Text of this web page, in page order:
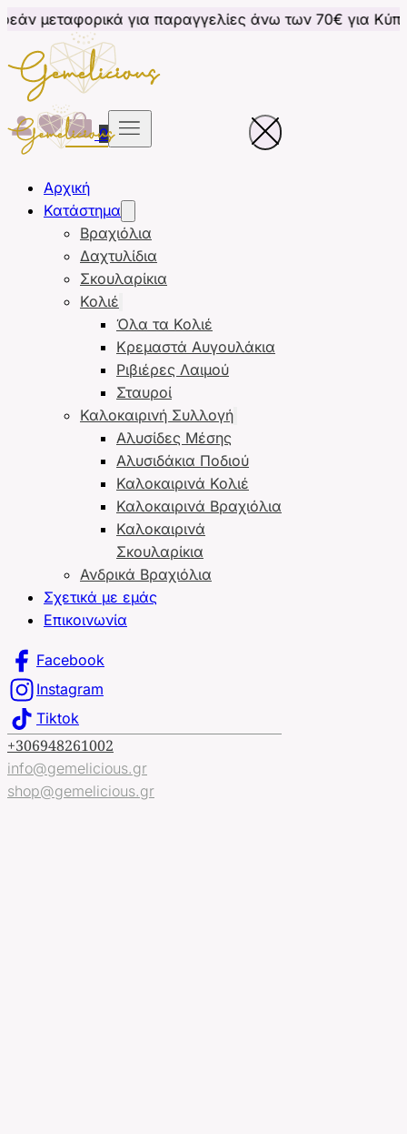
για παραγγελίες άνω των 70€ για Κύπρο
0
Αρχική
Κατάστημα
Βραχιόλια
Δαχτυλίδια
Σκουλαρίκια
Κολιέ
Όλα τα Κολιέ
Κρεμαστά Αυγουλάκια
Ριβιέρες Λαιμού
Σταυροί
Καλοκαιρινή Συλλογή
Αλυσίδες Μέσης
Αλυσιδάκια Ποδιού
Καλοκαιρινά Κολιέ
Καλοκαιρινά Βραχιόλια
Καλοκαιρινά
Σκουλαρίκια
Ανδρικά Βραχιόλια
Σχετικά με εμάς
Επικοινωνία
Facebook
Instagram
Tiktok
+306948261002
info@gemelicious.gr
shop@gemelicious.gr